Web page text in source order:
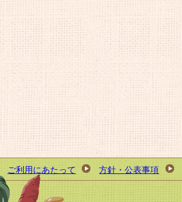
ご利用にあたって 方針・公表事項